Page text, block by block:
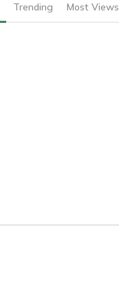
Trending Most Views